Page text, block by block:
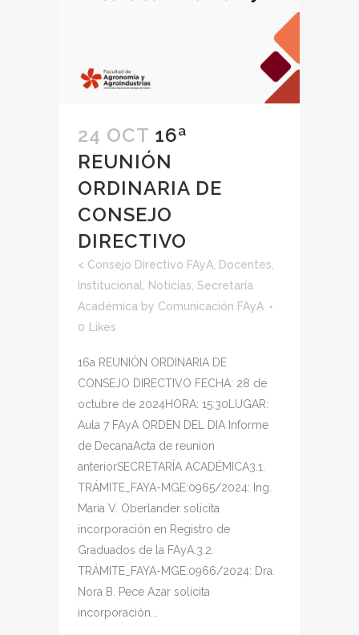
24 OCT 16ª
REUNIÓN
ORDINARIA DE
CONSEJO
DIRECTIVO
< Consejo Directivo FAyA Docentes
Institucional
Noticias Secretaría
Académica by Comunicación FAyA
0 Likes
16a REUNIÓN ORDINARIA DE
CONSEJO DIRECTIVO FECHA: 28 de
octubre de 2024HORA: 15:30LUGAR:
Aula 7 FAyA ORDEN DEL DIA Informe
de DecanaActa de reunion
anteriorSECRETARÍA ACADÉMICA3.1.
TRÁMITE_FAYA-MGE:0965/2024: Ing.
María V. Oberlander solicita
incorporación en Registro de
Graduados de la FAyA.3.2.
TRÁMITE_FAYA-MGE:0966/2024: Dra.
Nora B. Pece Azar solicita
incorporación...